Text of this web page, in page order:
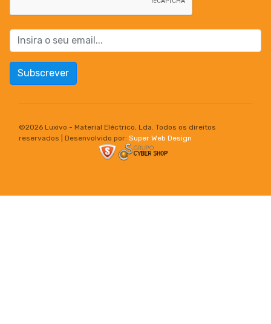
Subscrever
©2026 Luxivo - Material Eléctrico, Lda. Todos os direitos
reservados | Desenvolvido por: Super Web Design